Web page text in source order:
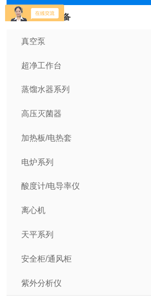
实验室常规设备
真空泵
超净工作台
蒸馏水器系列
高压灭菌器
加热板/电热套
电炉系列
酸度计/电导率仪
离心机
天平系列
安全柜/通风柜
紫外分析仪